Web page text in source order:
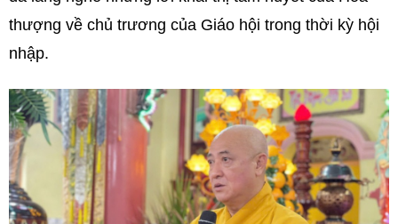
thượng về chủ trương của Giáo hội trong thời kỳ hội
nhập.